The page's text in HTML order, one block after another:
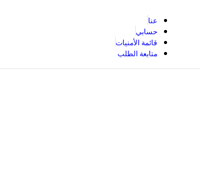
عنا
حسابي
قائمة الأمنيات
متابعة الطلب